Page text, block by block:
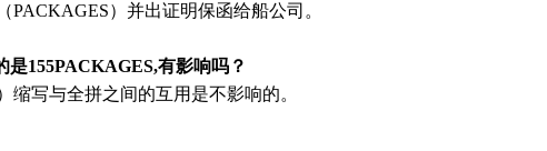
）并出证明保函给船公司。
155PACKAGES,有影响吗？
写与全拼之间的互用是不影响的。